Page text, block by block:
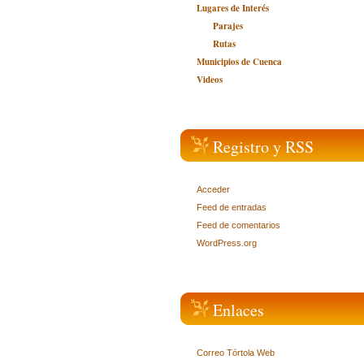
Lugares de Interés
Parajes
Rutas
Municipios de Cuenca
Videos
Registro y RSS
Acceder
Feed de entradas
Feed de comentarios
WordPress.org
Enlaces
Correo Tórtola Web